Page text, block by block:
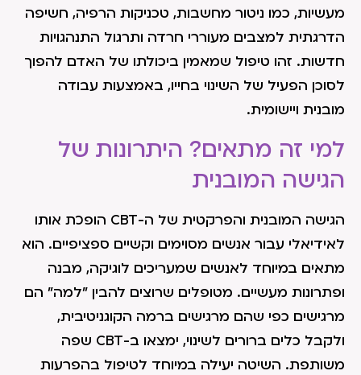
מעשיות, כמו ניטור מחשבות, טכניקות הרפיה, חשיפה
הדרגתית למצבים מעוררי חרדה ותרגול התנהגויות
חדשות. זהו טיפול שמאמין ביכולתו של האדם להפוך
לסוכן הפעיל של השינוי בחייו, באמצעות עבודה
מובנית ויישומית.
למי זה מתאים? היתרונות של
הגישה המובנית
הגישה המובנית והפרקטית של ה-CBT הופכת אותו
לאידיאלי עבור אנשים מסוימים וקשיים ספציפיים. הוא
מתאים במיוחד לאנשים שמעריכים לוגיקה, מבנה
ופתרונות מעשיים. מטופלים שרוצים להבין "למה" הם
מרגישים כפי שהם מרגישים ברמה הקוגניטיבית,
ולקבל כלים ברורים לשינוי, ימצאו ב-CBT שפה
משותפת. השיטה יעילה במיוחד לטיפול בהפרעות